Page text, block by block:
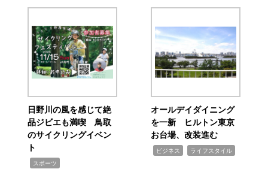
日野川の風を感じて絶
品ジビエも満喫 鳥取
のサイクリングイベン
ト
スポーツ
オールデイダイニング
を一新 ヒルトン東京
お台場、改装進む
ビジネス ライフスタイル